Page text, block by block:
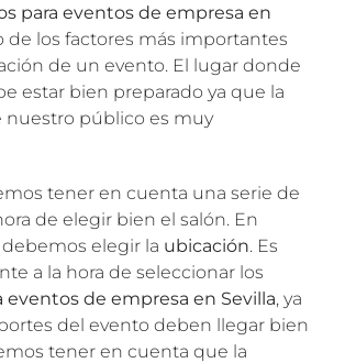
para eventos de empresa en
de los factores más importantes
de un evento. El lugar donde
estar bien preparado ya que la
nuestro público es muy
tener en cuenta una serie de
de elegir bien el salón. En
elegir la ubicación. Es
a la hora de seleccionar los
eventos de empresa en Sevilla, ya
del evento deben llegar bien
tener en cuenta que la